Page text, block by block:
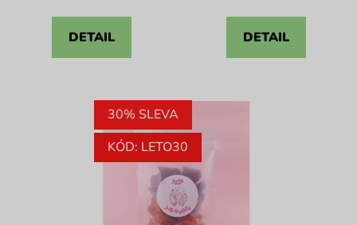
z
DETAIL
z
DETAIL
30% SLEVA
KÓD: LETO30